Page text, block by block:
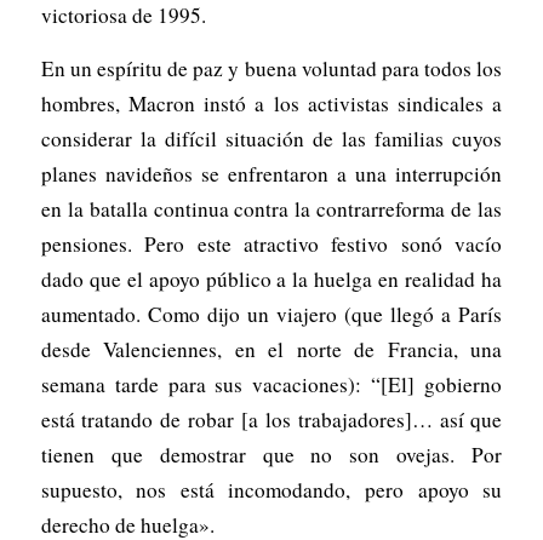
victoriosa de 1995.
En un espíritu de paz y buena voluntad para todos los
hombres, Macron instó a los activistas sindicales a
considerar la difícil situación de las familias cuyos
planes navideños se enfrentaron a una interrupción
en la batalla continua contra la contrarreforma de las
pensiones. Pero este atractivo festivo sonó vacío
dado que el apoyo público a la huelga en realidad ha
aumentado. Como dijo un viajero (que llegó a París
desde Valenciennes, en el norte de Francia, una
semana tarde para sus vacaciones): “[El] gobierno
está tratando de robar [a los trabajadores]… así que
tienen que demostrar que no son ovejas. Por
supuesto, nos está incomodando, pero apoyo su
derecho de huelga».